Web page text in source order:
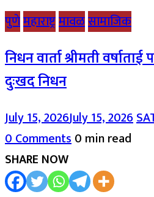
पुणेमहाराष्ट्रमावळसामाजिक
निधन वार्ता श्रीमती
दुःखद निधन
July 15, 2026July 15, 2026
0 Comments0 min read
SHARE NOW